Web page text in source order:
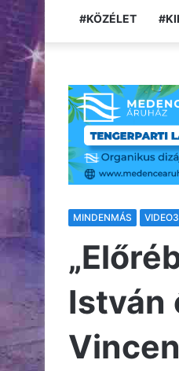
#KÖZÉLET
MINDENMÁS
István